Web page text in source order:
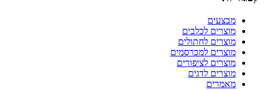
מבצעים
מוצרים לכלבים
מוצרים לחתולים
מוצרים למכרסמים
מוצרים לציפורים
מוצרים לדגים
מאמרים